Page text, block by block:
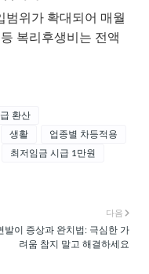
범위가 확대되어 매월
복리후생비는 전액
환산
생활
업종별 차등적용
최저임금 시급 1만원
다음
발이 증상과 완치법: 극심한 가
려움 참지 말고 해결하세요